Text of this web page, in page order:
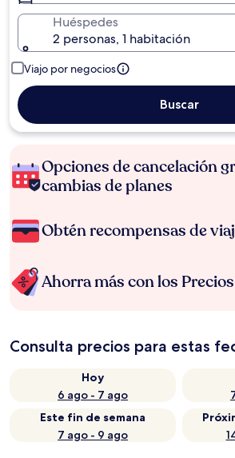
Huéspedes
2 personas, 1 habitación
Viajo por negocios
Buscar
Opciones de cancelación
cambias de planes
Obtén recompensas de
Ahorra más con los
Consulta precios para estas
Hoy
6 ago - 7 ago
Este fin de semana
7 ago - 9 ago